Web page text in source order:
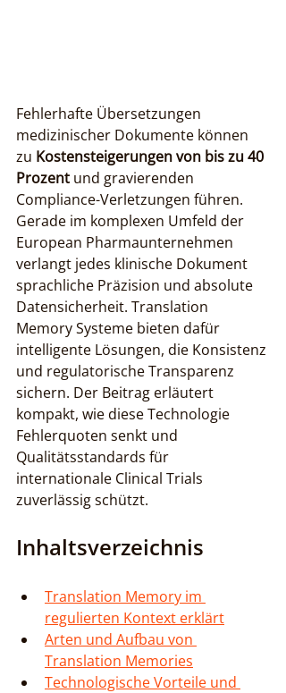
Fehlerhafte Übersetzungen
medizinischer Dokumente können
zu Kostensteigerungen von bis zu 40
Prozent und gravierenden
Compliance-Verletzungen führen.
Gerade im komplexen Umfeld der
European Pharmaunternehmen
verlangt jedes klinische Dokument
sprachliche Präzision und absolute
Datensicherheit. Translation
Memory Systeme bieten dafür
intelligente Lösungen, die Konsistenz
und regulatorische Transparenz
sichern. Der Beitrag erläutert
kompakt, wie diese Technologie
Fehlerquoten senkt und
Qualitätsstandards für
internationale Clinical Trials
zuverlässig schützt.
Inhaltsverzeichnis
Translation Memory im
regulierten Kontext erklärt
Arten und Aufbau von
Translation Memories
Technologische Vorteile und